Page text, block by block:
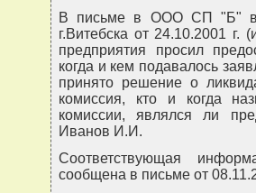
В письме в ООО СП "Б" в
г.Витебска от 24.10.2001 г.
предприятия просил
когда и кем подавалось
принято решение о
комиссия, кто и когда
комиссии, являлся ли
Иванов И.И.
Соответствующая
сообщена в письме от